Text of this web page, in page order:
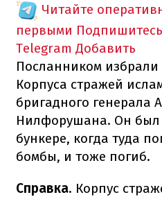
Читайте
первыми
Telegram Добавить
Посланником
Корпуса стражей
бригадного генерала
Нилфорушана. Он был
бункере, когда туда
бомбы, и тоже погиб.
Справка. Корпус